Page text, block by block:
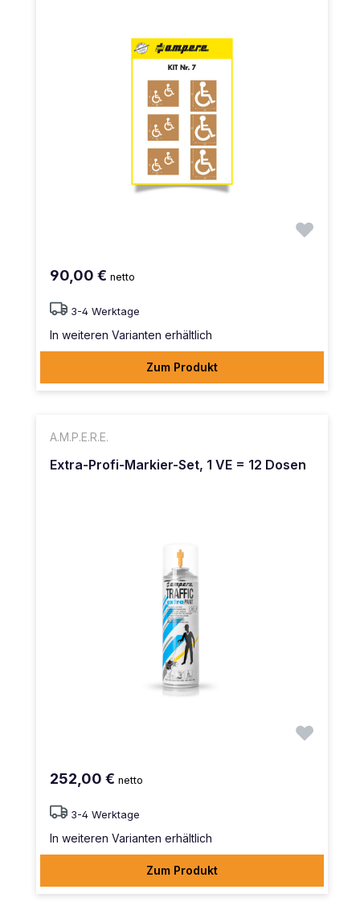
90,00 € netto
3-4 Werktage
In weiteren Varianten erhältlich
Zum Produkt
A.M.P.E.R.E.
Extra-Profi-Markier-Set, 1 VE = 12 Dosen
252,00 € netto
3-4 Werktage
In weiteren Varianten erhältlich
Zum Produkt